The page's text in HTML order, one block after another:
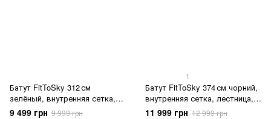
Батут FitToSky 312 см
зелёный, внутренняя сетка,
лестница, 60 пружин, до 160 кг
9 499 грн 9 999 грн
1
Батут FitToSky 374 см чорний,
внутренняя сетка, лестница,
72 пружины, нагрузка до 180 кг
11 999 грн 12 999 грн